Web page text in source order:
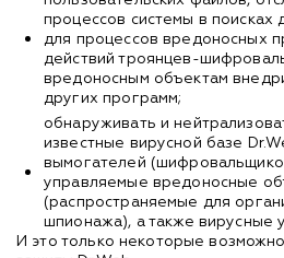
процессов системы в поисках
для процессов вредоносных
действий троянцев-
вредоносным объектам
других программ;
обнаруживать и
известные вирусной базе
вымогателей
управляемые вредоносные
(распространяемые для
шпионажа), а также вирусные
И это только некоторые